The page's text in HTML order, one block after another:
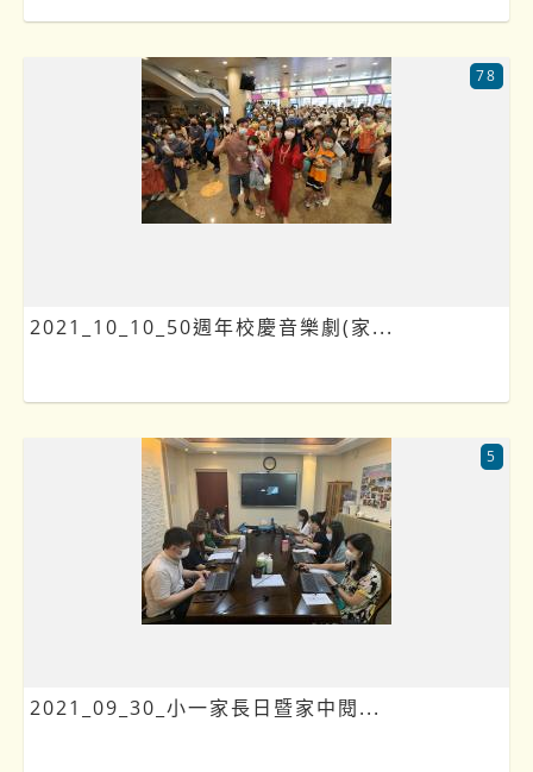
2021_10_10_50週年校慶音樂劇(家...
78
2021_09_30_小一家長日暨家中閱...
5